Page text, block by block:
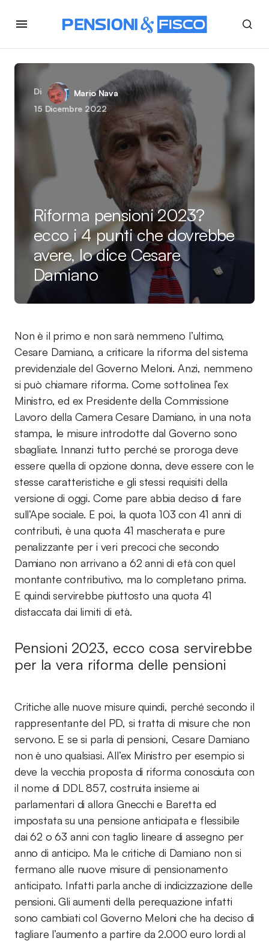
Di
Mario Nava
15 Dicembre 2022
Riforma pensioni 2023?
ecco i 4 punti che dovrebbe
avere, lo dice Cesare
Damiano
Non è il primo e non sarà nemmeno l’ultimo,
Cesare Damiano, a criticare la riforma del sistema
previdenziale del Governo Meloni. Anzi, nemmeno
si può chiamare riforma. Come sottolinea l’ex
Ministro, ed ex Presidente della Commissione
Lavoro della Camera Cesare Damiano, in una nota
stampa, le misure introdotte dal Governo sono
sbagliate. Innanzi tutto perché se proroga deve
essere quella di opzione donna, deve essere con le
stesse caratteristiche e gli stessi requisiti della
versione di oggi. Come pare abbia deciso di fare
sull’Ape sociale. E poi, la quota 103 con 41 anni di
contributi, è una quota 41 mascherata e pure
penalizzante per i veri precoci che secondo
Damiano non arrivano a 62 anni di età con quel
montante contributivo, ma lo completano prima.
E quindi servirebbe piuttosto una quota 41
distaccata dai limiti di età.
Pensioni 2023, ecco cosa servirebbe
per la vera riforma delle pensioni
Critiche alle nuove misure quindi, perché secondo il
rappresentante del PD, si tratta di misure che non
servono. E se si parla di pensioni, Cesare Damiano
non è uno qualsiasi. All’ex Ministro per esempio si
deve la vecchia proposta di riforma conosciuta con
il nome di DDL 857, costruita insieme ai
parlamentari di allora Gnecchi e Baretta ed
impostata su una pensione anticipata e flessibile
dai 62 o 63 anni con taglio lineare di assegno per
anno di anticipo. Ma le critiche di Damiano non si
fermano alle nuove misure di pensionamento
anticipato. Infatti parla anche di indicizzazione delle
pensioni. Gli aumenti della perequazione infatti
sono cambiati col Governo Meloni che ha deciso di
tagliare l’aumento a partire da 2.000 euro lordi al